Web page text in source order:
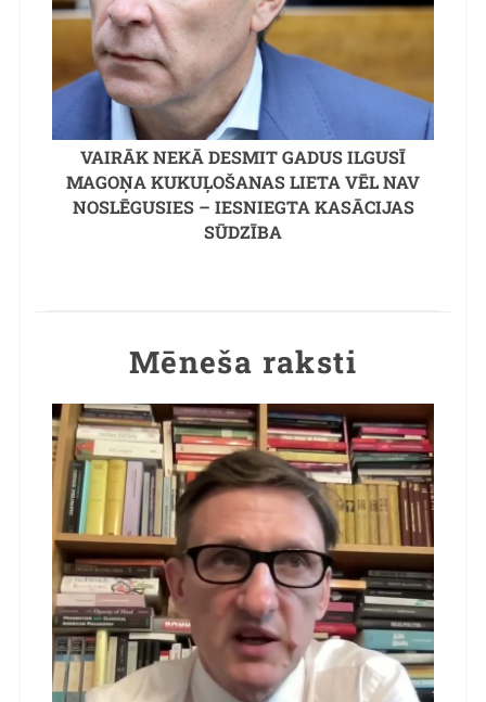
VAIRĀK NEKĀ DESMIT GADUS ILGUSĪ
MAGOŅA KUKUĻOŠANAS LIETA VĒL NAV
NOSLĒGUSIES – IESNIEGTA KASĀCIJAS
SŪDZĪBA
Mēneša raksti